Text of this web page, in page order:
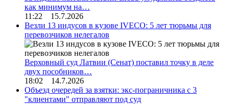
как минимум на…
11:22 15.7.2026
Везли 13 индусов в кузове IVECO: 5 лет тюрьмы для
перевозчиков нелегалов
Верховный суд Латвии (Сенат) поставил точку в деле
двух пособников…
18:02 14.7.2026
Объезд очередей за взятки: экс-пограничника с 3
"клиентами" отправляют под суд